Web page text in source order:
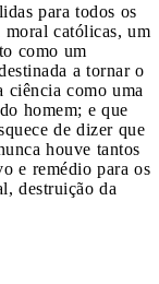
para todos os
católicas, um
como um
a tornar o
como uma
homem; e que
de dizer que
houve tantos
e remédio para os
destruição da